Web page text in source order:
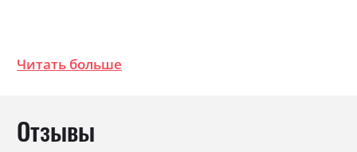
Цвет (Фасад):
Читать больше
Отзывы